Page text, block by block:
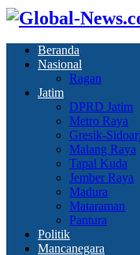
Beranda
Nasional
Ragan
Jatim
DPRD Jatim
Metro Raya
Gresik-
Malang Raya
Tapal Kuda
Jember Raya
Madura
Mataraman
Pantura
Politik
Mancanegara